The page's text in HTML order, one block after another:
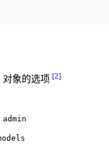
对象的选项 [2]